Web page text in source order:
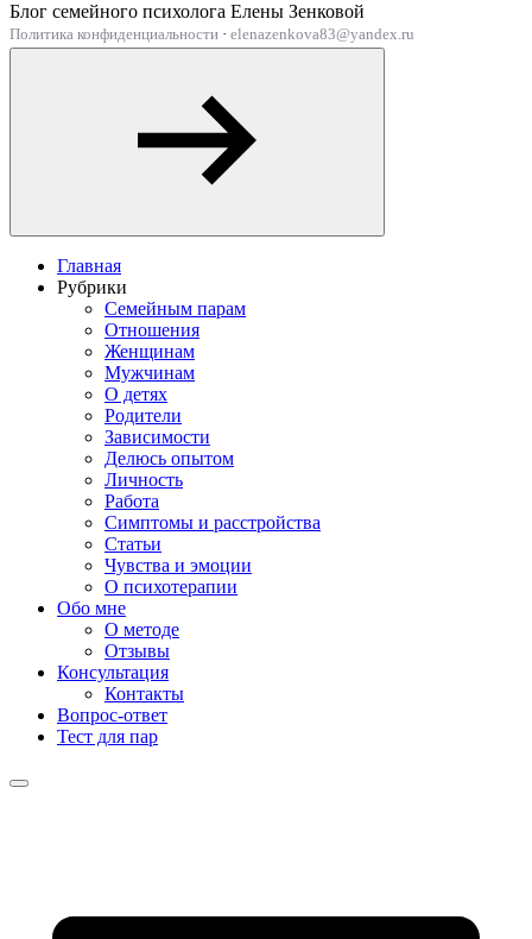
Блог семейного психолога Елены Зенковой
Политика конфиденциальности · elenazenkova83@yandex.ru
Главная
Рубрики
Семейным парам
Отношения
Женщинам
Мужчинам
О детях
Родители
Зависимости
Делюсь опытом
Личность
Работа
Симптомы и расстройства
Статьи
Чувства и эмоции
О психотерапии
Обо мне
О методе
Отзывы
Консультация
Контакты
Вопрос-ответ
Тест для пар